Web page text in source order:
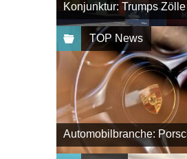
Konjunktur: Trumps
TOP News
Automobilbranche: